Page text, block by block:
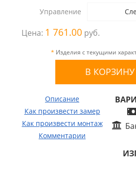
Управление
Цена: 1 761.00 руб.
* Изделия с текущими
Описание
Как произвести замер
Как произвести монтаж
Комментарии